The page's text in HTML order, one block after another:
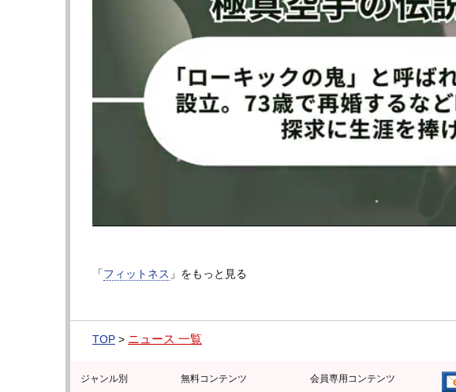
投稿で高橋は「ずーっと悩んでいたのですが」と出場を決め
場日は後日告知する予定。「どなたでも観に来ることができる
す」と呼びかけた。高橋の新たな挑戦にも注目だ。
次ページは【フォト】まるで“別尻”！キュっと上がった美ヒ
1 2
≪ 前のページへ 次のペー
●編集部オススメ
・【フォト】まるで“別尻”！キュっと上がった美ヒッ
・風吹ケイ、初優勝で大粒の涙が流れる！ムッチリ
・“小顔賞”の大川成美、「やり切れた」と手応え
「フィットネス 」をもっと見る
TOP > ニュース 一覧
ジャンル別 無料コンテンツ 会員専用コンテンツ